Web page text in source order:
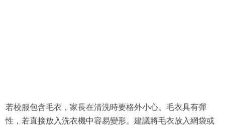
若校服包含毛衣，家長在清洗時要格外小心。毛衣具有彈
性，若直接放入洗衣機中容易變形。建議將毛衣放入網袋或